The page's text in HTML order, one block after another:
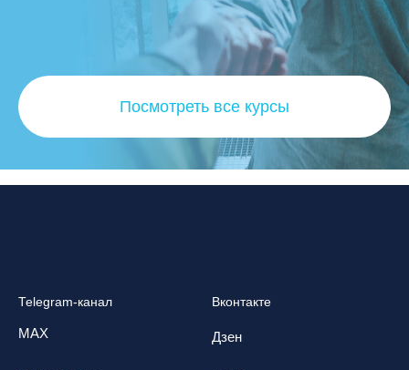
Посмотреть все курсы
Telegram-канал Вконтакте
MAX Дзен